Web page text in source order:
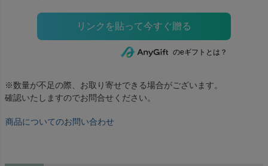
のeギフトとは？
※数量が不足の際、お取り寄せできる場合がございます。
確認いたしますのでお問合せください。
商品についてのお問い合わせ